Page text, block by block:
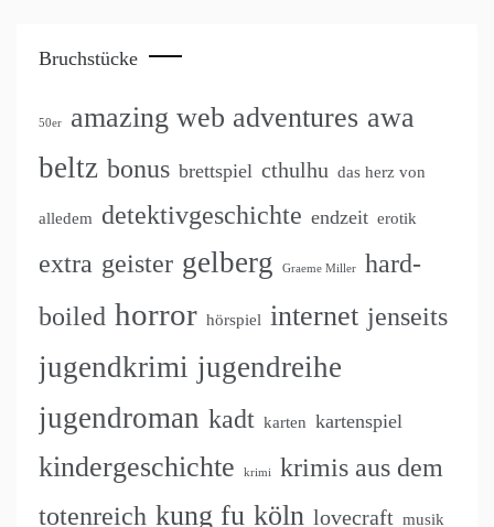
Bruchstücke
50er amazing web adventures awa
beltz bonus brettspiel cthulhu das herz von
alledem detektivgeschichte endzeit erotik
extra geister gelberg Graeme Miller
hard-
boiled horror hörspiel internet jenseits
jugendkrimi jugendreihe
jugendroman kadt karten kartenspiel
kindergeschichte krimi
krimis aus dem
totenreich kung fu köln lovecraft musik